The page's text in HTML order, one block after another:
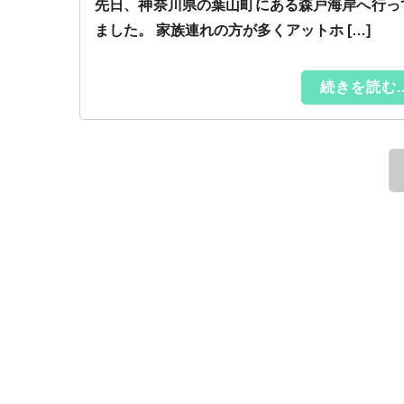
先日、神奈川県の葉山町にある森戸海岸へ行っ
ました。 家族連れの方が多くアットホ […]
続きを読む